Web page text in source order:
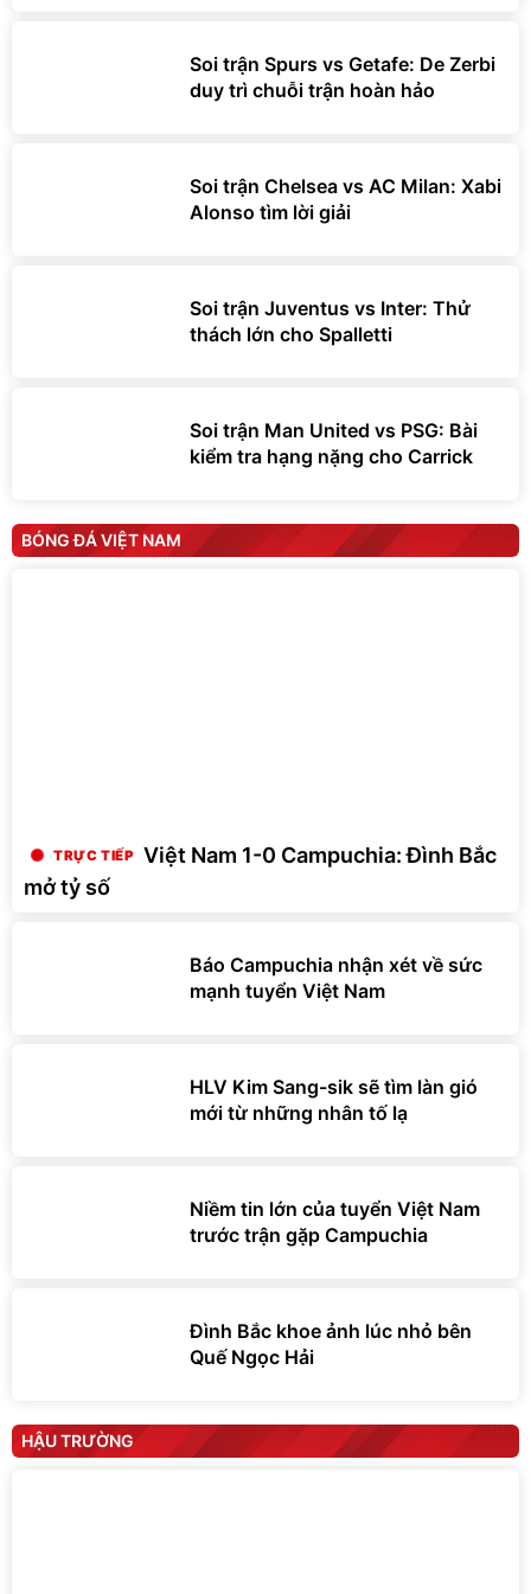
Soi trận Spurs vs Getafe: De Zerbi
duy trì chuỗi trận hoàn hảo
Soi trận Chelsea vs AC Milan: Xabi
Alonso tìm lời giải
Soi trận Juventus vs Inter: Thử
thách lớn cho Spalletti
Soi trận Man United vs PSG: Bài
kiểm tra hạng nặng cho Carrick
BÓNG ĐÁ VIỆT NAM
Việt Nam 1-0 Campuchia: Đình Bắc
mở tỷ số
Báo Campuchia nhận xét về sức
mạnh tuyển Việt Nam
HLV Kim Sang-sik sẽ tìm làn gió
mới từ những nhân tố lạ
Niềm tin lớn của tuyển Việt Nam
trước trận gặp Campuchia
Đình Bắc khoe ảnh lúc nhỏ bên
Quế Ngọc Hải
HẬU TRƯỜNG